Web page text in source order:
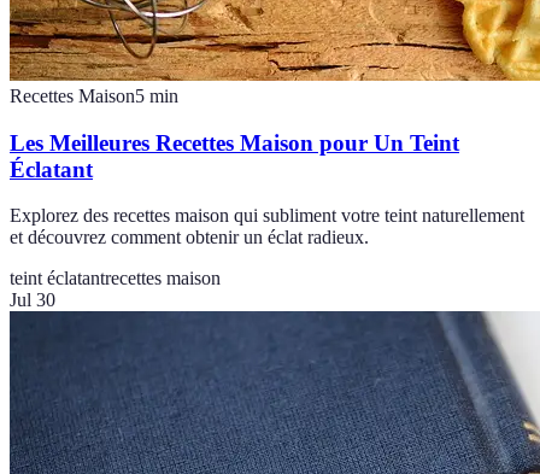
Recettes Maison5 min
Les Meilleures Recettes Maison pour Un Teint
Éclatant
Explorez des recettes maison qui subliment votre teint naturellement
et découvrez comment obtenir un éclat radieux.
teint éclatantrecettes maison
Jul 30